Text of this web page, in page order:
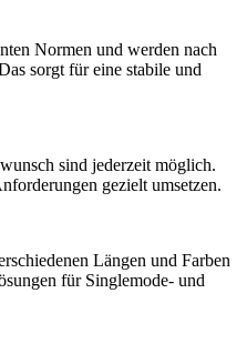
Normen und werden nach
sorgt für eine stabile und
sind jederzeit möglich.
gezielt umsetzen.
Längen und Farben
für Singlemode- und